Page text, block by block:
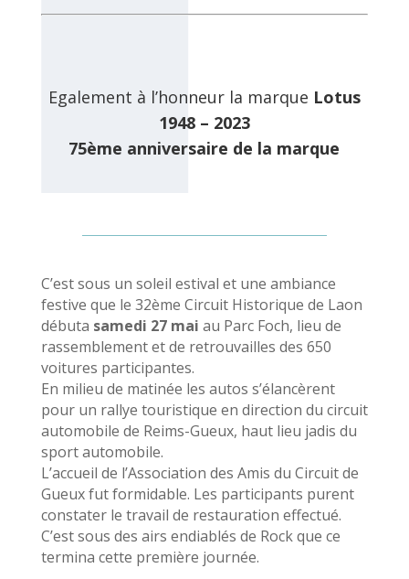
Egalement à l’honneur la marque Lotus
1948 – 2023
75ème anniversaire de la marque
C’est sous un soleil estival et une ambiance
festive que le 32ème Circuit Historique de Laon
débuta samedi 27 mai au Parc Foch, lieu de
rassemblement et de retrouvailles des 650
voitures participantes.
En milieu de matinée les autos s’élancèrent
pour un rallye touristique en direction du circuit
automobile de Reims-Gueux, haut lieu jadis du
sport automobile.
L’accueil de l’Association des Amis du Circuit de
Gueux fut formidable. Les participants purent
constater le travail de restauration effectué.
C’est sous des airs endiablés de Rock que ce
termina cette première journée.